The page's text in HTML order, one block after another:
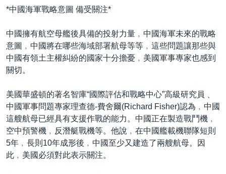
*中國海軍戰略意圖 備受關注*
中國擁有航空母艦後具備的投射力量﹐中國海軍未來的戰略
意圖﹐中國將在哪些海域部署航母等等﹐這些問題讓那些與
中國有領土主權糾紛的國家十分擔憂﹐美國軍事專家也感到
關切。
美國華盛頓的著名智庫“國際評估和戰略中心”高級研究員﹑
中國軍事問題專家理查德-費舍爾(Richard Fisher)認為﹐中國
這艘航母已經具有支援作戰的能力。中國正在製造戰鬥機﹐
空中預警機﹐反潛艇戰機等。他說﹐在中國艦載機聯隊短則
5年﹐長則10年成形後﹐中國至少又建造了兩艘航母。因
此﹐美國必須對此表示關注。